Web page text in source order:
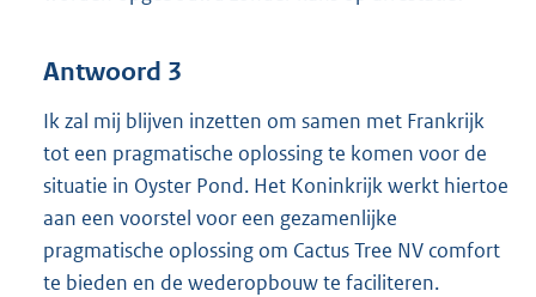
Antwoord 3
Ik zal mij blijven inzetten om samen met Frankrijk
tot een pragmatische oplossing te komen voor de
situatie in Oyster Pond. Het Koninkrijk werkt hiertoe
aan een voorstel voor een gezamenlijke
pragmatische oplossing om Cactus Tree NV comfort
te bieden en de wederopbouw te faciliteren.